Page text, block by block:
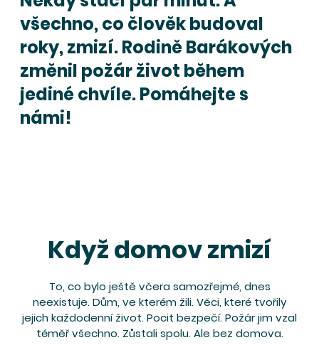
všechno, co člověk budoval
roky, zmizí. Rodině Barákových
změnil požár život během
jediné chvíle. Pomáhejte s
námi!
Když domov zmizí
To, co bylo ještě včera samozřejmé, dnes
neexistuje. Dům, ve kterém žili. Věci, které tvořily
jejich každodenní život. Pocit bezpečí. Požár jim vzal
téměř všechno. Zůstali spolu. Ale bez domova.